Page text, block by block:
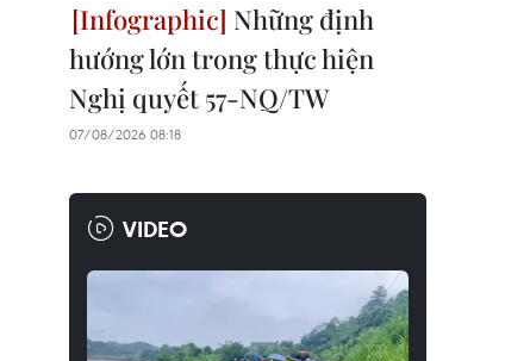
Những định
hướng lớn trong thực hiện
Nghị quyết 57-NQ/TW
07/08/2026 08:18
VIDEO